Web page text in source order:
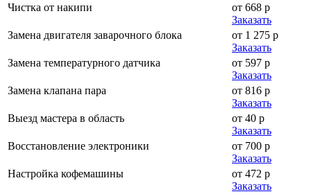
Чистка от накипи
от 668 р
Заказать
Замена двигателя заварочного блока
от 1 275 р
Заказать
Замена температурного датчика
от 597 р
Заказать
Замена клапана пара
от 816 р
Заказать
Выезд мастера в область
от 40 р
Заказать
Восстановление электроники
от 700 р
Заказать
Настройка кофемашины
от 472 р
Заказать